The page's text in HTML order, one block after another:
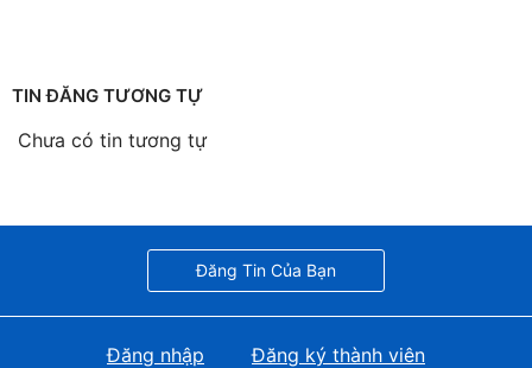
TIN ĐĂNG TƯƠNG TỰ
Chưa có tin tương tự
Đăng Tin Của Bạn
Đăng nhập Đăng ký thành viên